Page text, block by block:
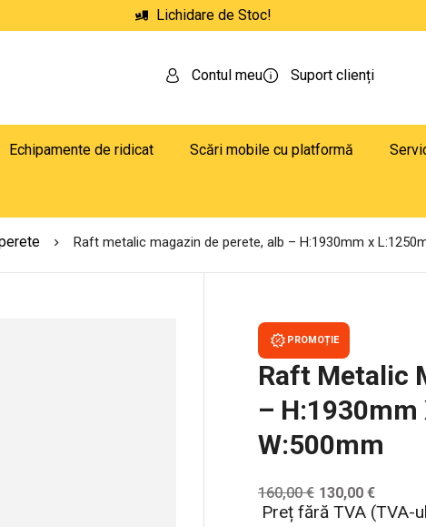
Lichidare de Stoc!
Contul meu Suport clienți
Echipamente de ridicat Scări mobile cu platformă
Raft metalic magazin de perete, alb – H:1930mm x
PROMOȚIE
Raft Metalic
– H:1930mm
W:500mm
160,00€ 130,00 €
Preț fără TVA (TVA-